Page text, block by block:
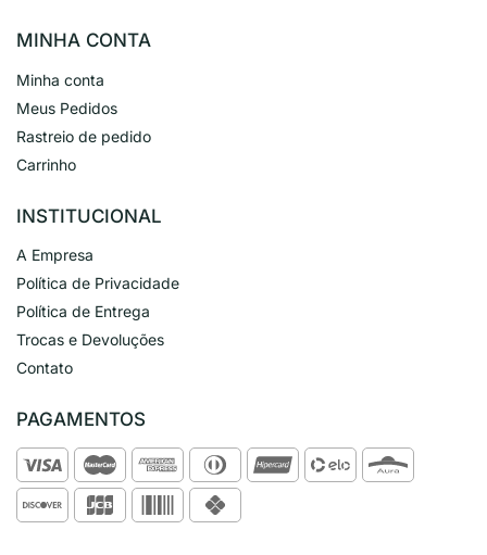
MINHA CONTA
Minha conta
Meus Pedidos
Rastreio de pedido
Carrinho
INSTITUCIONAL
A Empresa
Política de Privacidade
Política de Entrega
Trocas e Devoluções
Contato
PAGAMENTOS